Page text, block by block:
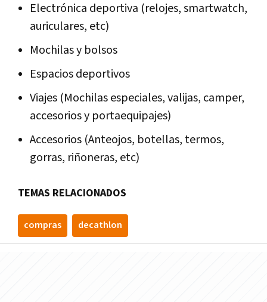
Electrónica deportiva (relojes, smartwatch,
auriculares, etc)
Mochilas y bolsos
Espacios deportivos
Viajes (Mochilas especiales, valijas, camper,
accesorios y portaequipajes)
Accesorios (Anteojos, botellas, termos,
gorras, riñoneras, etc)
TEMAS RELACIONADOS
compras decathlon